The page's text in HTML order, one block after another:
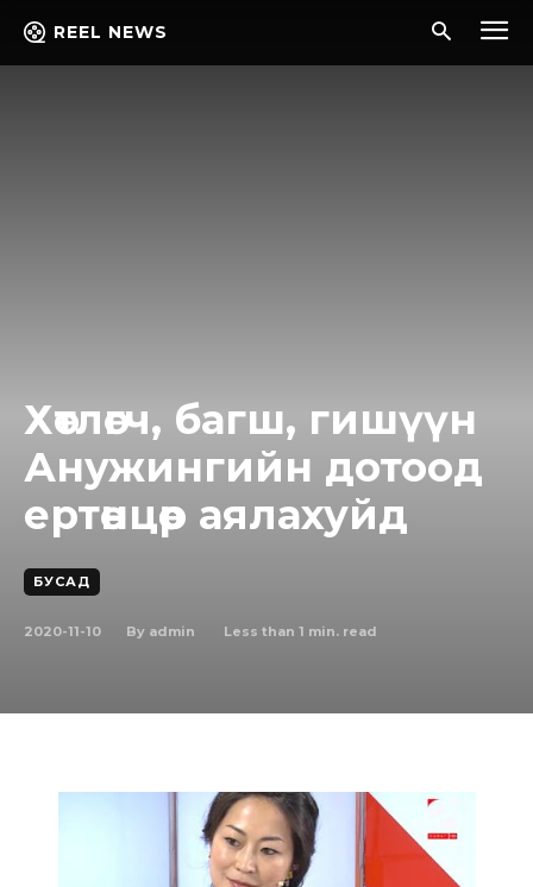
REEL NEWS
Хөтлөгч, багш, гишүүн
Анужингийн дотоод
ертөнцөөр аялахуйд
БУСАД
2020-11-10 By admin Less than 1 min. read